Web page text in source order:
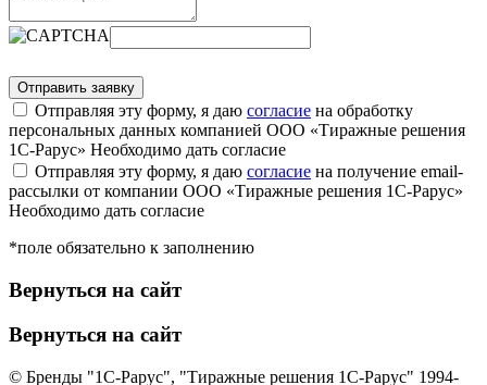
Отправляя эту форму, я даю согласие на обработку
персональных данных компанией ООО «Тиражные решения
1С-Рарус» Необходимо дать согласие
Отправляя эту форму, я даю согласие на получение email-
рассылки от компании ООО «Тиражные решения 1С-Рарус»
Необходимо дать согласие
*поле обязательно к заполнению
Вернуться на сайт
Вернуться на сайт
© Бренды "1С-Рарус", "Тиражные решения 1С-Рарус" 1994-